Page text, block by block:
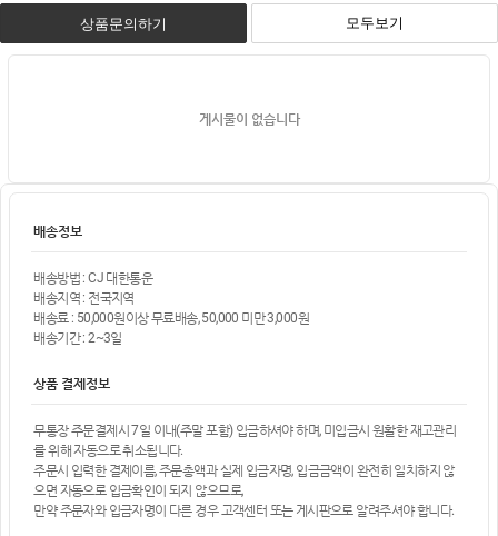
상품문의하기 모두보기
게시물이 없습니다
배송정보
배송방법 : CJ 대한통운
배송지역 : 전국지역
배송료 : 50,000원이상 무료배송, 50,000 미만 3,000원
배송기간 : 2~3일
상품 결제정보
무통장 주문결제시 7일 이내(주말 포함) 입금하셔야 하며, 미입금시 원활한 재고관리
를 위해 자동으로 취소됩니다.
주문시 입력한 결제이름, 주문총액과 실제 입금자명, 입금금액이 완전히 일치하지 않
으면 자동으로 입금확인이 되지 않으므로,
만약 주문자와 입금자명이 다른 경우 고객센터 또는 게시판으로 알려주셔야 합니다.